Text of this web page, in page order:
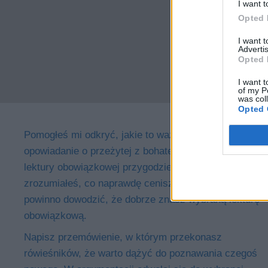
I want
Opted
I want
Opted
I want
of my
was
Opted
Pomogłeś mi odkryć, jakie to ważne. Napisz
opowiadanie o przeżytej z bohaterem wybranej
lektury obowiązkowej przygodzie, dzięki której
zrozumiałeś, co naprawdę cenisz. Wypracowanie
powinno dowodzić, że dobrze znasz wybraną lekturę
obowiązkową.
Napisz przemówienie, w którym przekonasz
rówieśników, że warto dążyć do poznawania czegoś